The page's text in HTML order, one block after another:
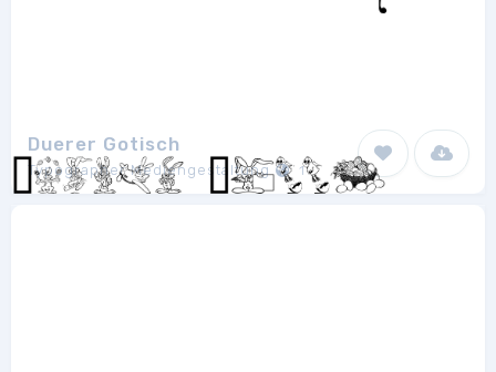
Duerer Gotisch
Typographer Mediengestaltung 1